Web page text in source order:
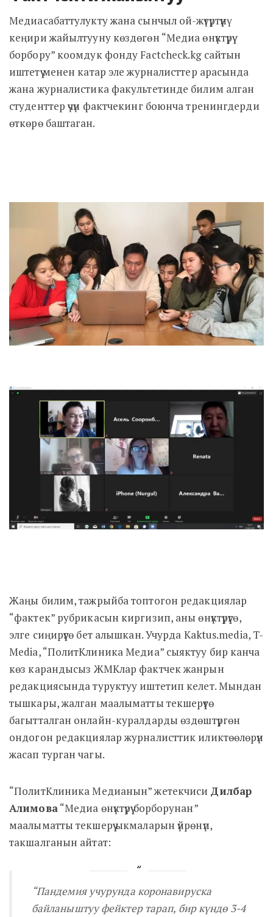
Медиасабаттулукту жана сынчыл ой-жүгүртүүнү
кеңири жайылтууну көздөгөн “Медиа өнүктүрүү
борбору” коомдук фонду Factcheck.kg сайтын
иштетүү менен катар эле журналисттер арасында
жана журналистика факультетинде билим алган
студенттер үчүн фактчекинг боюнча тренингдерди
өткөрө баштаган.
Жаңы билим, тажрыйба топтогон редакциялар
“фактек” рубрикасын киргизип, аны өнүктүрүүгө,
элге сиңирүүгө бет алышкан. Учурда Kaktus.media, T-
Media, “ПолитКлиника Медиа” сыяктуу бир канча
көз карандысыз ЖМКлар фактчек жанрын
редакциясында туруктуу иштетип келет. Мындан
тышкары, жалган маалыматты текшерүүгө
багытталган онлайн-куралдарды өздөштүргөн
ондогон редакциялар журналисттик иликтөөлөрүн
жасап турган чагы.
“ПолитКлиника Медианын” жетекчиси Дилбар
Алимова“Медиа өнүктүрүү борборунан”
маалыматты текшерүү ыкмаларын үйрөнүп,
такшалганын айтат:
“Пандемия учурунда коронавируска
байланыштуу фейктер тарап, бир күндө 3-4